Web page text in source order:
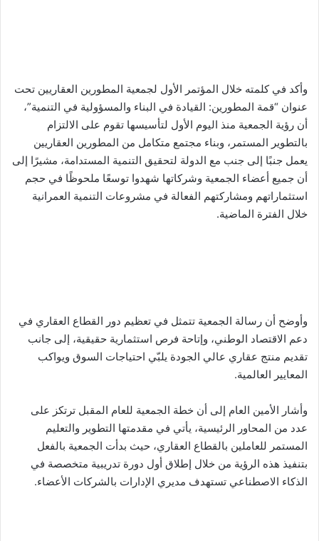
وأكد في كلمته خلال المؤتمر الأول لجمعية المطورين العقاريين تحت
عنوان “قمة المطورين: القيادة في البناء والمسؤولية في التنمية”،
أن رؤية الجمعية منذ اليوم الأول لتأسيسها تقوم على الالتزام
بالتطوير المستمر، وبناء مجتمع متكامل من المطورين العقاريين
يعمل جنبًا إلى جنب مع الدولة لتحقيق التنمية المستدامة، مشيرًا إلى
أن جميع أعضاء الجمعية وشركاتها شهدوا توسعًا ملحوظًا في حجم
استثماراتهم ومشاركتهم الفعالة في مشروعات التنمية العمرانية
خلال الفترة الماضية.
وأوضح أن رسالة الجمعية تتمثل في تعظيم دور القطاع العقاري في
دعم الاقتصاد الوطني، وإتاحة فرص استثمارية حقيقية، إلى جانب
تقديم منتج عقاري عالي الجودة يلبّي احتياجات السوق ويواكب
المعايير العالمية.
وأشار الأمين العام إلى أن خطة الجمعية للعام المقبل ترتكز على
عدد من المحاور الرئيسية، يأتي في مقدمتها التطوير والتعليم
المستمر للعاملين بالقطاع العقاري، حيث بدأت الجمعية بالفعل
بتنفيذ هذه الرؤية من خلال إطلاق أول دورة تدريبية متخصصة في
الذكاء الاصطناعي تستهدف مديري الإدارات بالشركات الأعضاء.